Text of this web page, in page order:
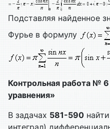
Подставляя найденное
Фурье в формулу
Контрольная работа №
уравнения»
В задачах 581-590